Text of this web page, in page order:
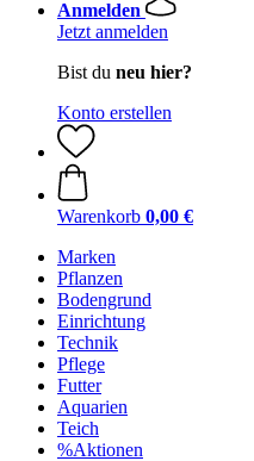
Anmelden
Jetzt anmelden
Bist du neu hier?
Konto erstellen
Warenkorb 0,00 €
Marken
Pflanzen
Bodengrund
Einrichtung
Technik
Pflege
Futter
Aquarien
Teich
%Aktionen